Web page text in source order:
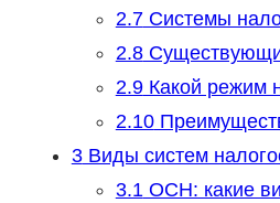
2.7Системы
2.8
2.9Какой режим
2.10
3Виды систем
3.1ОСН: какие